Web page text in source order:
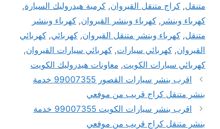
متنقل, كراج متنقل القيروان, كرمبة هيدروليك السيارة,
كهرباء وبنشر , كهرباء وبنشر القيروان, كهرباء وبنشر
متنقل, كهرباء وبنشر متنقل القيروان, كهربائي, كهربائي
القيروان, كهربائي سيارات, كهربائي سيارات القيروان,
كهربائي سيارات الكويت, معاونات هيدروليك الكويت
اقرب بنشر سيارات القصور 99007355 خدمة
بنشر متنقل كراج قريب من موفعي
اقرب بنشر سيارات الكويت 99007355 خدمة
بنشر متنقل كراج قريب من موفعي